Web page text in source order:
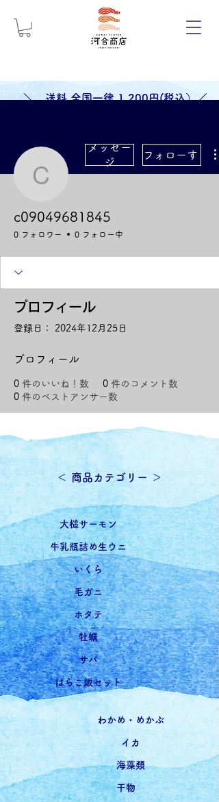
＼ 送料 全国一律 1,200円(税込）／
c09049681845
メッセー
ジ
フォローする
c09049681845
0 フォロワー 0 フォロー中
プロフィール
登録日： 2024年12月25日
プロフィール
0 件のいいね！数 0 件のコメント数
0 件のベストアンサー数
​＜ 商品カテゴリー ＞
​大槌サーモン
牛乳瓶詰め生ウニ
いくら
毛ガニ
ホタテ
牡蠣
サバ
はらこ飯セット
わかめ・めかぶ
イカ
海藻類
干物